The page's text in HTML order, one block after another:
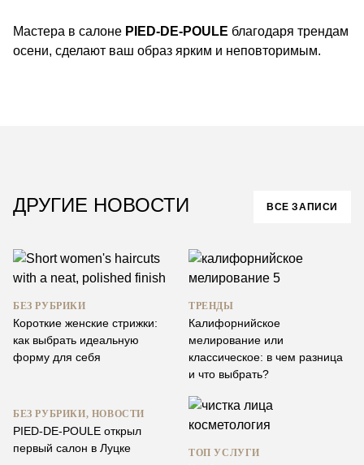
Мастера в салоне PIED-DE-POULE благодаря трендам
осени, сделают ваш образ ярким и неповторимым.
ДРУГИЕ НОВОСТИ ВСЕ ЗАПИСИ
БЕЗ РУБРИКИ
Короткие женские стрижки:
как выбрать идеальную
форму для себя
ТРЕНДЫ
Калифорнийское
мелирование или
классическое: в чем разница
и что выбрать?
БЕЗ РУБРИКИ, НОВОСТИ
PIED-DE-POULE открыл
первый салон в Луцке
ТОП УСЛУГИ